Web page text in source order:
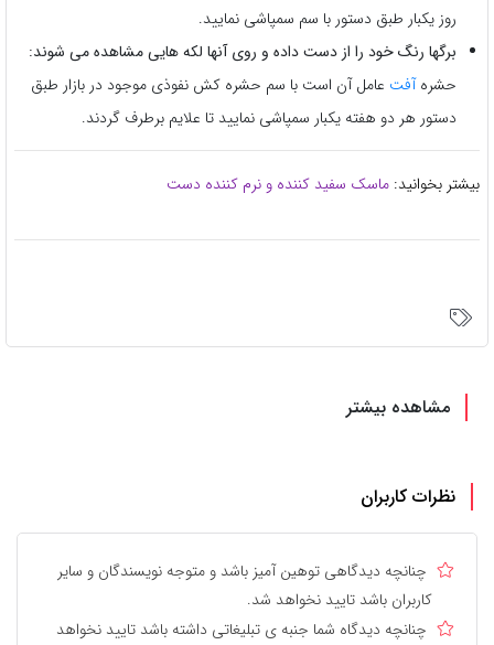
روز یکبار طبق دستور با سم سمپاشی نمایید.
برگها رنگ خود را از دست داده و روی آنها لکه هایی مشاهده می شوند:
حشرهآفت عامل آن است با سم حشره کش نفوذی موجود در بازار طبق
دستور هر دو هفته یکبار سمپاشی نمایید تا علایم برطرف گردند.
بیشتر بخوانید: ماسک سفید کننده و نرم کننده دست
مشاهده بیشتر
نظرات کاربران
چنانچه دیدگاهی توهین آمیز باشد و متوجه نویسندگان و سایر
کاربران باشد تایید نخواهد شد.
چنانچه دیدگاه شما جنبه ی تبلیغاتی داشته باشد تایید نخواهد